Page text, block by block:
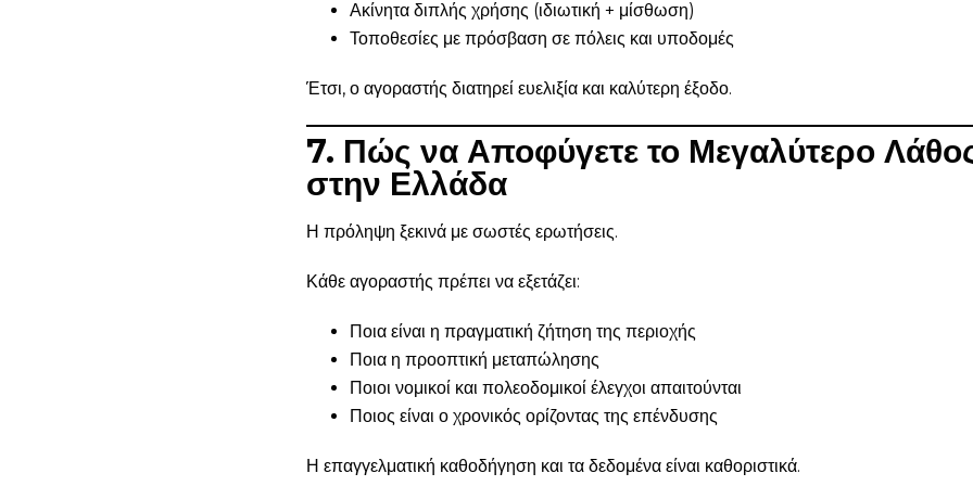
Ακίνητα διπλής χρήσης (ιδιωτική + μίσθωση)
Τοποθεσίες με πρόσβαση σε πόλεις και υποδομές
Έτσι, ο αγοραστής διατηρεί ευελιξία και καλύτερη έξοδο.
7. Πώς να Αποφύγετε το Μεγαλύτερο
στην Ελλάδα
Η πρόληψη ξεκινά με σωστές ερωτήσεις.
Κάθε αγοραστής πρέπει να εξετάζει:
Ποια είναι η πραγματική ζήτηση της περιοχής
Ποια η προοπτική μεταπώλησης
Ποιοι νομικοί και πολεοδομικοί έλεγχοι απαιτούνται
Ποιος είναι ο χρονικός ορίζοντας της επένδυσης
Η επαγγελματική καθοδήγηση και τα δεδομένα είναι καθοριστικά.